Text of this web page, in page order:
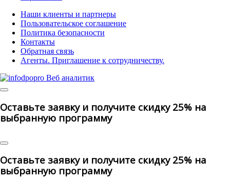
Наши клиенты и партнеры
Пользовательское соглашение
Политика безопасности
Контакты
Обратная связь
Агенты. Приглашение к сотрудничеству.
Оставьте заявку и получите скидку 25% на
выбранную программу
Оставьте заявку и получите скидку 25% на
выбранную программу